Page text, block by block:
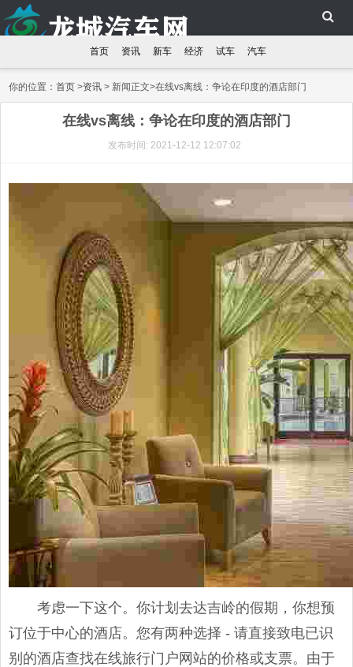
首页 资讯 新车 经济 试车 汽车
你的位置：首页 >资讯 > 新闻正文>在线vs离线：争论在印度的酒店部门
在线vs离线：争论在印度的酒店部门
发布时间: 2021-12-12 12:07:02
考虑一下这个。你计划去达吉岭的假期，你想预
订位于中心的酒店。您有两种选择 - 请直接致电已识
别的酒店查找在线旅行门户网站的价格或支票。由于